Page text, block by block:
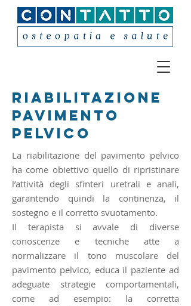
RIABILITAZIONE
PAVIMENTO
PELVICO
La riabilitazione del pavimento pelvico
ha come obiettivo quello di ripristinare
l’attività degli sfinteri uretrali e anali,
garantendo quindi la continenza, il
sostegno e il corretto svuotamento.
Il terapista si avvale di diverse
conoscenze e tecniche atte a
normalizzare il tono muscolare del
pavimento pelvico, educa il paziente ad
adeguate strategie comportamentali,
come ad esempio: la corretta